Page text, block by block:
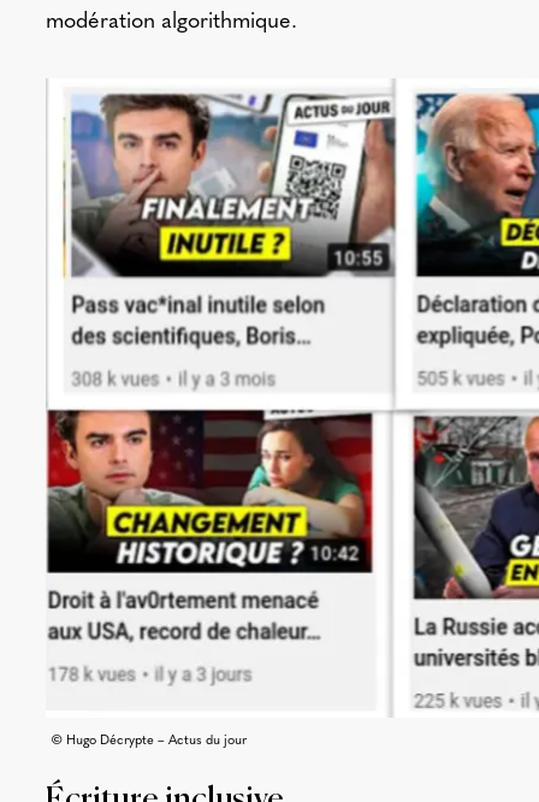
modération algorithmique.
© Hugo Décrypte – Actus du jour